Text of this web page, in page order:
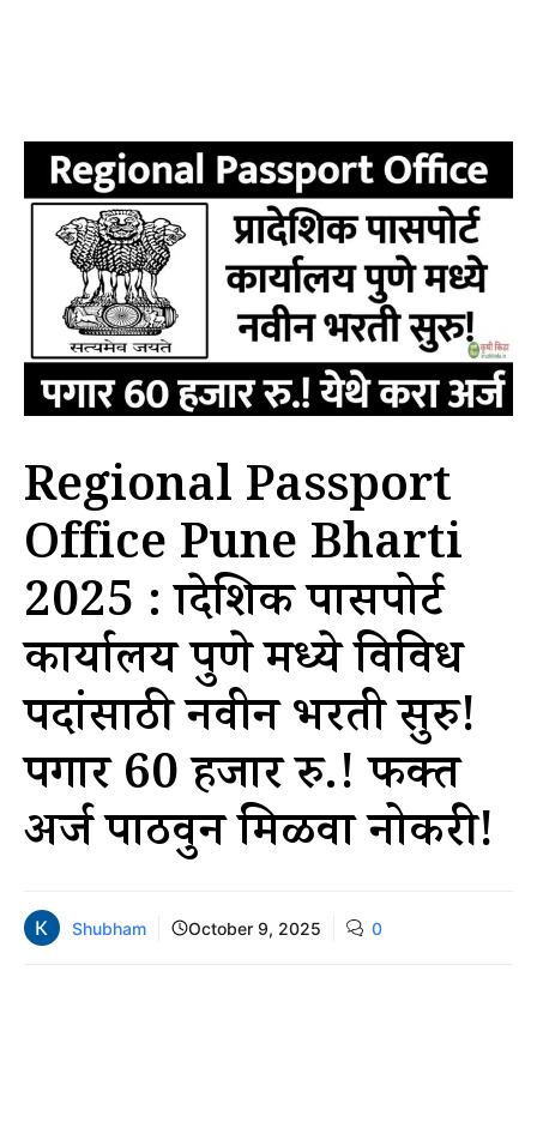
Regional Passport
Office Pune Bharti
2025 : प्रादेशिक पासपोर्ट
कार्यालय पुणे मध्ये विविध
पदांसाठी नवीन भरती सुरु!
पगार 60 हजार रु.! फक्त
अर्ज पाठवुन मिळवा नोकरी!
Shubham October 9, 2025 0